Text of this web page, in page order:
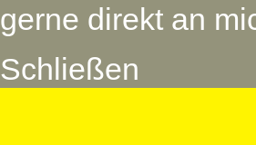
gerne direkt an
Schließen